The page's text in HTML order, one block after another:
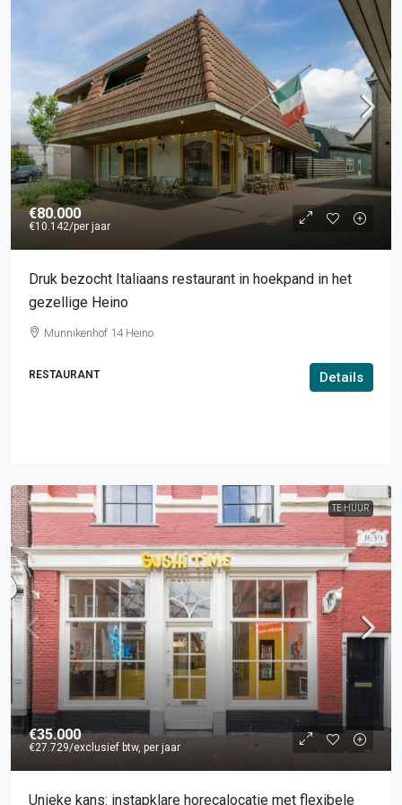
€80.000
€10.142/per jaar
Druk bezocht Italiaans restaurant in hoekpand in het
gezellige Heino
Munnikenhof 14 Heino
RESTAURANT Details
TE HUUR
€35.000
€27.729/exclusief btw, per jaar
Unieke kans: instapklare horecalocatie met flexibele